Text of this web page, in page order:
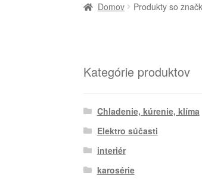
Domov Produkty so
Kategórie produktov
Chladenie, kúrenie, klíma
Elektro súčasti
interiér
karosérie